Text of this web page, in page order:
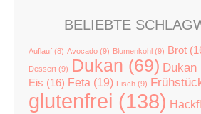
BELIEBTE
Auflauf (8) Avocado (9) Blumenkohl (9) Brot
Dessert (9) Dukan (69) Dukan
Eis (16) Feta (19) Fisch (9)
glutenfrei (138)